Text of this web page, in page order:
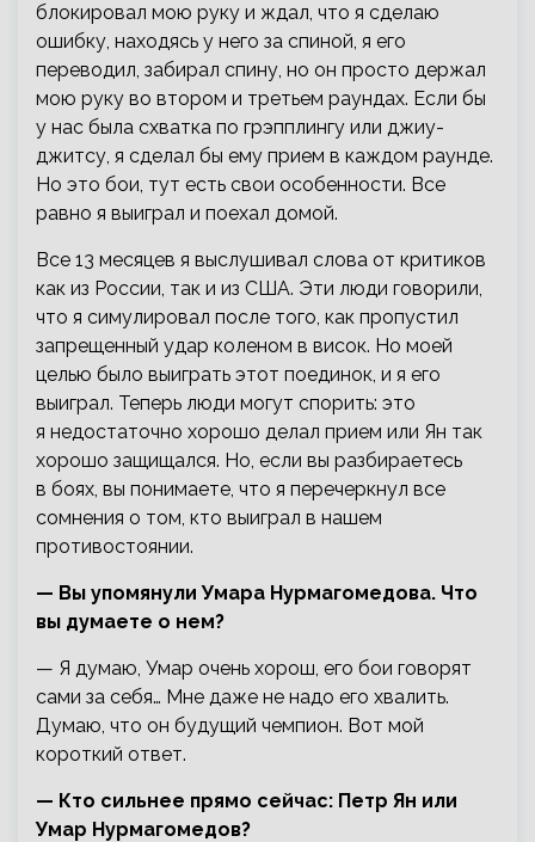
блокировал мою руку и ждал, что я сделаю
ошибку, находясь у него за спиной, я его
переводил, забирал спину, но он просто держал
мою руку во втором и третьем раундах. Если бы
у нас была схватка по грэпплингу или джиу-
джитсу, я сделал бы ему прием в каждом раунде.
Но это бои, тут есть свои особенности. Все
равно я выиграл и поехал домой.
Все 13 месяцев я выслушивал слова от критиков
как из России, так и из США. Эти люди говорили,
что я симулировал после того, как пропустил
запрещенный удар коленом в висок. Но моей
целью было выиграть этот поединок, и я его
выиграл. Теперь люди могут спорить: это
я недостаточно хорошо делал прием или Ян так
хорошо защищался. Но, если вы разбираетесь
в боях, вы понимаете, что я перечеркнул все
сомнения о том, кто выиграл в нашем
противостоянии.
— Вы упомянули Умара Нурмагомедова. Что
вы думаете о нем?
— Я думаю, Умар очень хорош, его бои говорят
сами за себя… Мне даже не надо его хвалить.
Думаю, что он будущий чемпион. Вот мой
короткий ответ.
— Кто сильнее прямо сейчас: Петр Ян или
Умар Нурмагомедов?